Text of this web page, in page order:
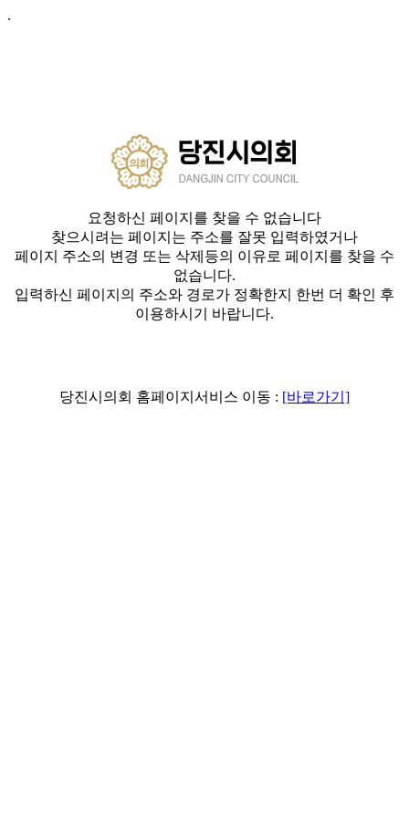
.
요청하신 페이지를 찾을 수 없습니다
찾으시려는 페이지는 주소를 잘못 입력하였거나
페이지 주소의 변경 또는 삭제등의 이유로 페이지를 찾을 수
없습니다.
입력하신 페이지의 주소와 경로가 정확한지 한번 더 확인 후
이용하시기 바랍니다.
당진시의회 홈페이지서비스 이동 : [바로가기]